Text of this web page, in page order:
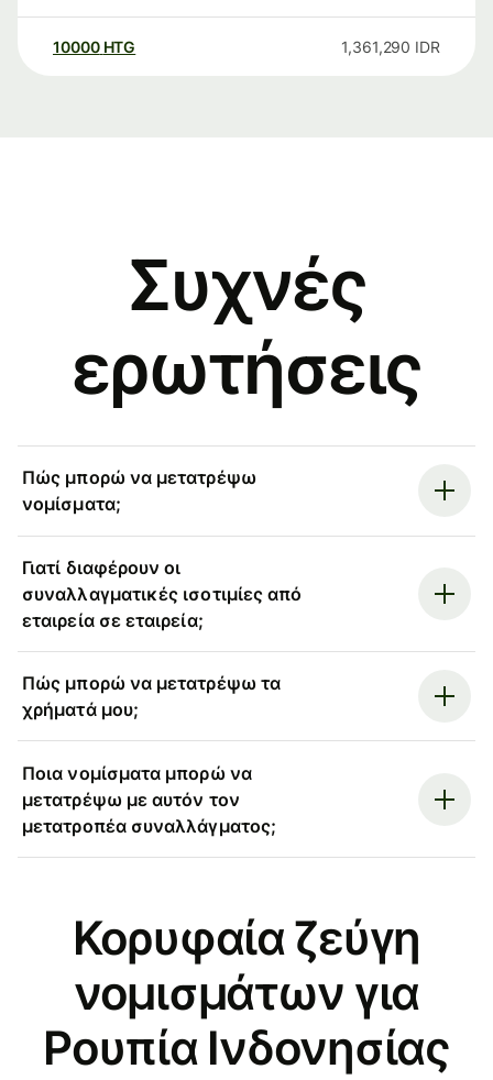
10000 HTG 1,361,290 IDR
Συχνές
ερωτήσεις
Πώς μπορώ να μετατρέψω
νομίσματα;
Γιατί διαφέρουν οι
συναλλαγματικές ισοτιμίες από
εταιρεία σε εταιρεία;
Πώς μπορώ να μετατρέψω τα
χρήματά μου;
Ποια νομίσματα μπορώ να
μετατρέψω με αυτόν τον
μετατροπέα συναλλάγματος;
Κορυφαία ζεύγη
νομισμάτων για
Ρουπία Ινδονησίας